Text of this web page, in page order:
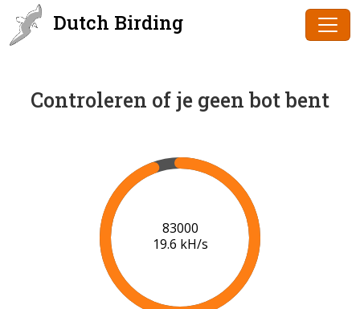
Dutch Birding
Controleren of je geen bot bent
85000
19.7 kH/s